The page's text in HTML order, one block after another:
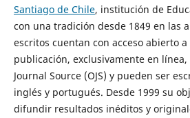
Santiago de Chile, institución de
con una tradición desde 1849 en las
escritos cuentan con acceso abierto
publicación, exclusivamente en
Journal Source (OJS) y pueden ser
inglés y portugués. Desde 1999 su
difundir resultados inéditos y